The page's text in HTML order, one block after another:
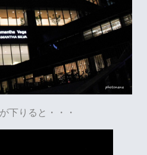
下りると・・・